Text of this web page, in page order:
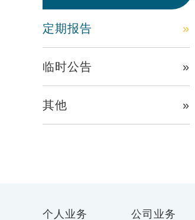
定期报告 »
临时公告 »
其他 »
个人业务 公司业务